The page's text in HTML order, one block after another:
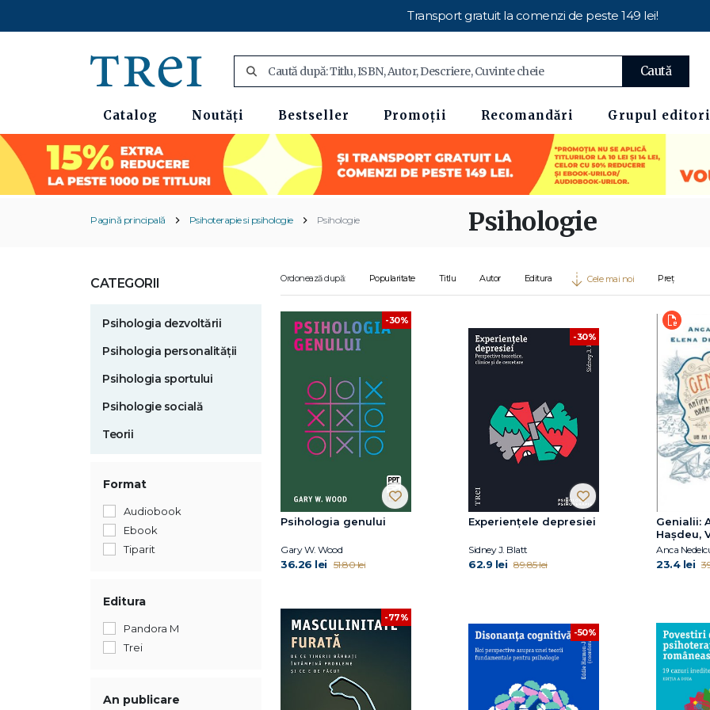
Transport gratuit la comenzi de peste 149 lei!
Caută
Catalog Noutăți Bestseller Promoții Recomandări Grupul
Pagină principală Psihoterapie si psihologie Psihologie Psihologie
CATEGORII
Psihologia dezvoltării
Psihologia personalității
Psihologia sportului
Psihologie socială
Teorii
Format
Audiobook
Ebook
Tiparit
Editura
Pandora M
Trei
An publicare
Ordonează după: Popularitate Titlu Autor Editura Cele mai noi Preț
-30%
Psihologia genului
Gary W. Wood
36.26 lei 51.80 lei
-30%
Experiențele depresiei
Sidney J. Blatt
62.9 lei 89.85 lei
Genialii:
Hașdeu,
Enescu.
din
23.4 lei
-77%
-50%